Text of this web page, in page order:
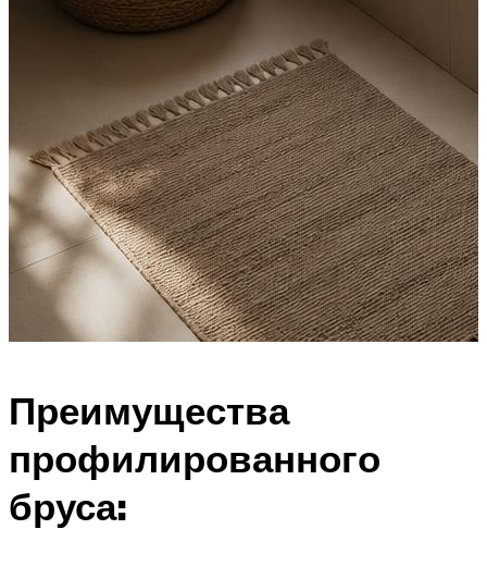
Преимущества
профилированного
бруса: